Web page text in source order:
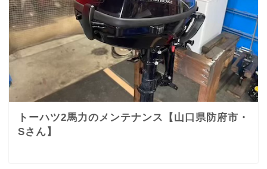
トーハツ2馬力のメンテナンス【山口県防府市・
Sさん】